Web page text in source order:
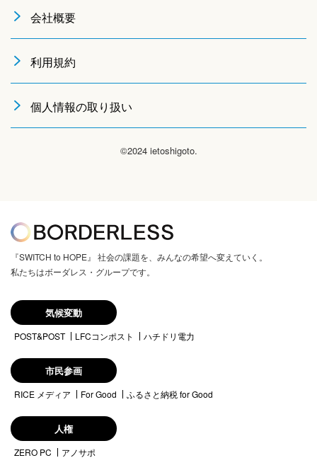
会社概要
利用規約
個人情報の取り扱い
©2024 ietoshigoto.
『SWITCH to HOPE』 社会の課題を、みんなの希望へ変えていく。
私たちはボーダレス・グループです。
気候変動
POST&POST LFCコンポスト ハチドリ電力
市民参画
RICE メディア For Good ふるさと納税 for Good
人権
ZERO PC アノサポ